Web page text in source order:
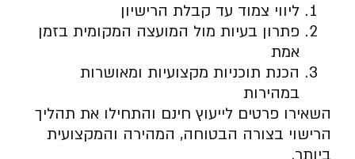
ליווי צמוד עד קבלת הרישיון
פתרון בעיות מול המועצה המקומית בזמן
אמת
הכנת תוכניות מקצועיות ומאושרות
במהירות
השאירו פרטים לייעוץ חינם והתחילו את תהליך
הרישוי בצורה הבטוחה, המהירה והמקצועית